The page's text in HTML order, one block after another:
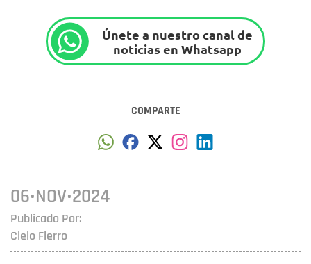
Únete a nuestro canal de
noticias en Whatsapp
COMPARTE
Publicado Por:
Cielo Fierro
06•NOV•2024